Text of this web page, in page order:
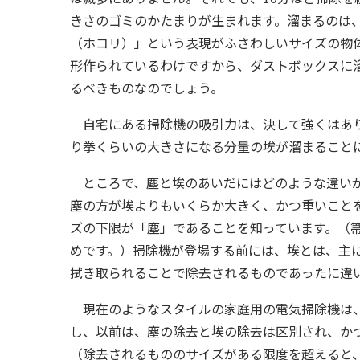
きさのゴミのかたまりが生まれます。溜まるの
（ホコリ）」という表現がふさわしいサイズの
形作られているわけですから、ダストボックス
るべきものなのでしょう。
自宅にある掃除機の吸引力は、決して強くは
り拳くらいの大きさになる分量の埃が溜まること
ところで、塵と埃のあいだにはどのような違
塵の方が埃よりもいくらか大きく、かつ重いこ
ズの下限が「塵」であることを知っています。
めです。）掃除機が登場する前には、埃とは、
拭き取られることで除去されるものであったに違
現在のようなスタイルの家庭用の電気掃除機は
し、以前は、塵の除去と埃の除去は区別され、
（除去されるもののサイズがある限度を超える